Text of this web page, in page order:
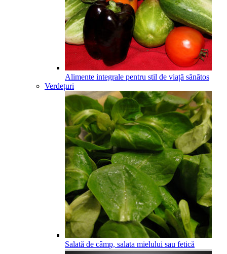
Alimente integrale pentru stil de viață sănătos
Verdețuri
Salată de câmp, salata mielului sau fetică